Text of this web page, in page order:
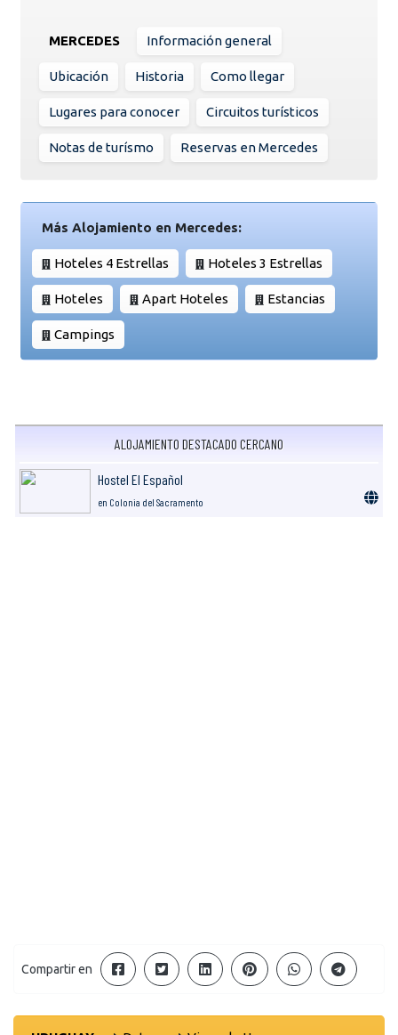
MERCEDES Información general
Ubicación Historia Como llegar
Lugares para conocer Circuitos turísticos
Notas de turísmo Reservas en Mercedes
Más Alojamiento en Mercedes:
Hoteles 4 Estrellas Hoteles 3 Estrellas
Hoteles Apart Hoteles Estancias
Campings
ALOJAMIENTO DESTACADO CERCANO
Hostel El Español
en Colonia del Sacramento
Compartir en